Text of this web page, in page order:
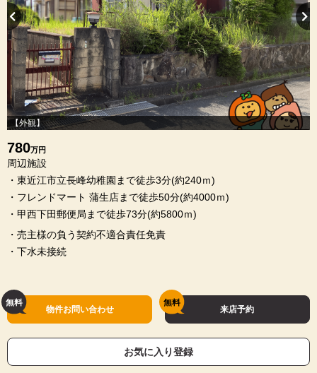
【外観】
780万円
周辺施設
・東近江市立長峰幼稚園まで徒歩3分(約240ｍ)
・フレンドマート 蒲生店まで徒歩50分(約4000ｍ)
・甲西下田郵便局まで徒歩73分(約5800ｍ)
・売主様の負う契約不適合責任免責
・下水未接続
物件お問い合わせ 来店予約
お気に入り登録